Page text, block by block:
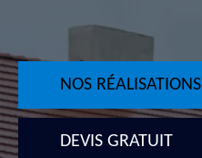
NOS RÉALISATIONS
DEVIS GRATUIT